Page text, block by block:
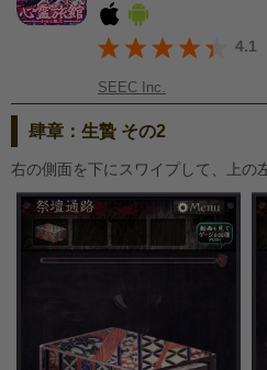
4.1
SEEC Inc.
肆章：生贄 その2
右の側面を下にスワイプして、上の